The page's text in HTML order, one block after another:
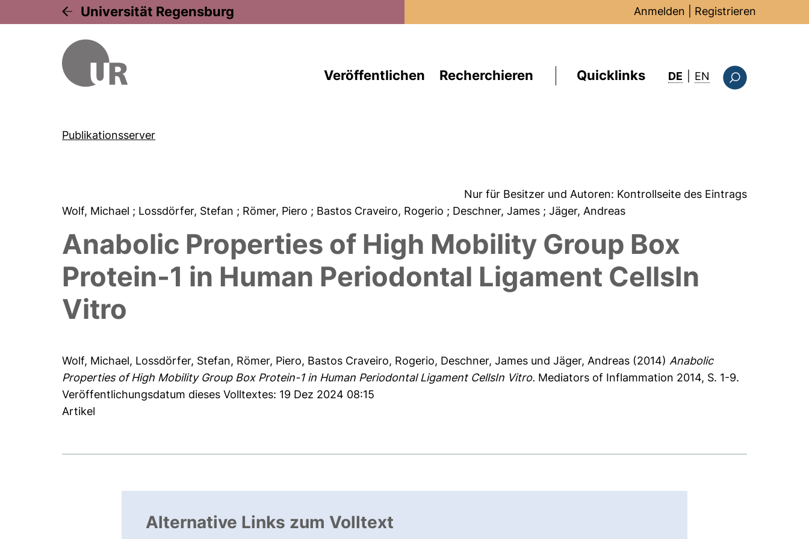
Universität Regensburg Anmelden Registrieren
Veröffentlichen Recherchieren Quicklinks DE EN : this page in
Publikationsserver
Nur für Besitzer und Autoren: Kontrollseite des Eintrags
Wolf, Michael ; Lossdörfer, Stefan ; Römer, Piero ; Bastos Craveiro, Rogerio ; Deschner, James ; Jäger, Andreas
Anabolic Properties of High Mobility Group Box
Protein-1 in Human Periodontal Ligament CellsIn
Vitro
Wolf, Michael, Lossdörfer, Stefan, Römer, Piero, Bastos Craveiro, Rogerio, Deschner, James undJäger, Andreas (2014)Anabolic
Properties of High Mobility Group Box Protein-1 in Human Periodontal Ligament CellsIn Vitro. Mediators of Inflammation 2014, S. 1-9.
Veröffentlichungsdatum dieses Volltextes: 19 Dez 2024 08:15
Artikel
Alternative Links zum Volltext